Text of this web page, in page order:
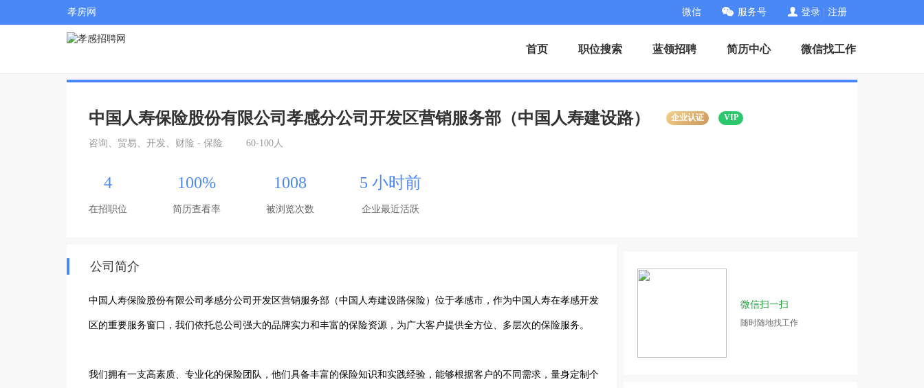
孝房网 微信 服务号 登录 注册
首页 职位搜索 蓝领招聘 简历中心 微信找工作
中国人寿保险股份有限公司孝感分公司开发区营销服务部（中国人寿建设路） 企业认证 VIP
咨询、贸易、开发、财险 - 保险 60-100人
4
在招职位
100%
简历查看率
1008
被浏览次数
5 小时前
企业最近活跃
公司简介
中国人寿保险股份有限公司孝感分公司开发区营销服务部（中国人寿建设路保险）位于孝感市，作为中国人寿在孝感开发
区的重要服务窗口，我们依托总公司强大的品牌实力和丰富的保险资源，为广大客户提供全方位、多层次的保险服务。
我们拥有一支高素质、专业化的保险团队，他们具备丰富的保险知识和实践经验，能够根据客户的不同需求，量身定制个
微信扫一扫
随时随地找工作